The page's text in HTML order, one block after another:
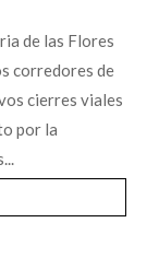
de las Flores
corredores de
cierres viales
por la